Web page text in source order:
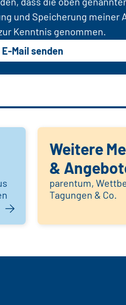
und Speicherung
Kenntnis genommen.
E-Mail senden
Weitere
&
parentum,
Tagungen & Co.